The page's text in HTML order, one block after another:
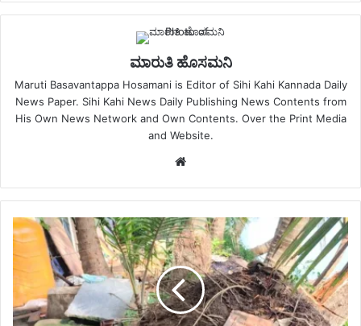
ಮಾರುತಿ ಹೊಸಮನಿ
Maruti Basavantappa Hosamani is Editor of Sihi Kahi Kannada Daily
News Paper. Sihi Kahi News Daily Publishing News Contents from
His Own News Network and Own Contents. Over the Print Media
and Website.
Website